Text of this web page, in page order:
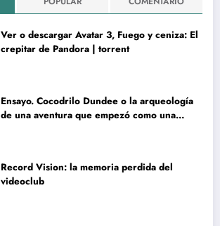
Ver o descargar Avatar 3, Fuego y ceniza: El
crepitar de Pandora | torrent
Ensayo. Cocodrilo Dundee o la arqueología
de una aventura que empezó como una
Record Vision: la memoria perdida del
videoclub